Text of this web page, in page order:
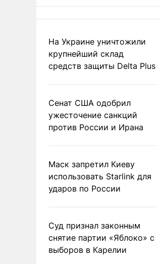
На Украине уничтожили
крупнейший склад
средств защиты Delta Plus
Сенат США одобрил
ужесточение санкций
против России и Ирана
Маск запретил Киеву
использовать Starlink для
ударов по России
Суд признал законным
снятие партии «Яблоко» с
выборов в Карелии